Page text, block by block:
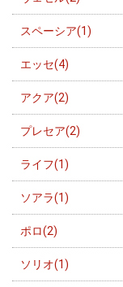
スペーシア(1)
エッセ(4)
アクア(2)
プレセア(2)
ライフ(1)
ソアラ(1)
ポロ(2)
ソリオ(1)